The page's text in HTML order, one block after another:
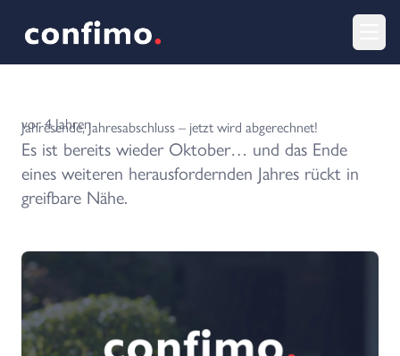
Menu
Jahresende, Jahresabschluss – jetzt wird abgerechnet!
vor 4 Jahren
Es ist bereits wieder Oktober… und das Ende
eines weiteren herausfordernden Jahres rückt in
greifbare Nähe.